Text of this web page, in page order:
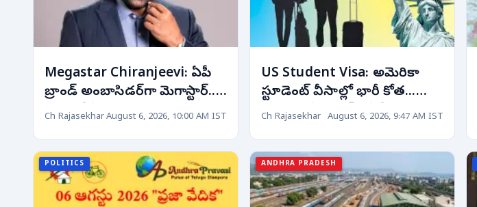
Megastar Chiranjeevi: ఏపీ
బ్రాండ్ అంబాసిడర్‌గా మెగాస్టార్...
త్వరలోనే అధికారిక ప్రకటన!
Ch RajasekharAugust 6, 2026, 10:00 AM IST
US Student Visa: అమెరికా
స్టూడెంట్ వీసాల్లో భారీ కోత...
చైనా కంటే భారత్‌పైనే తీవ్ర
Ch Rajasekhar August 6, 2026, 9:47 AM IST
POLITICS ANDHRA PRADESH